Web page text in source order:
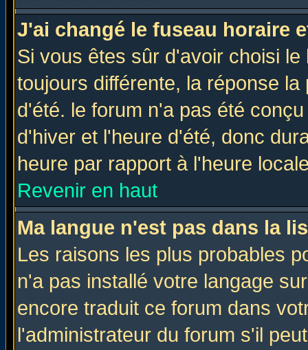
J'ai changé le fuseau horaire
Si vous êtes sûr d'avoir choisi
toujours différente, la réponse
d'été. le forum n'a pas été
d'hiver et l'heure d'été, donc
heure par rapport à l'heure
Revenir en haut
Ma langue n'est pas dans la
Les raisons les plus probables
n'a pas installé votre langage
encore traduit ce forum dans
l'administrateur du forum s'il